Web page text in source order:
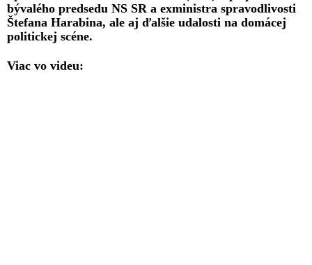
bývalého predsedu NS SR a exministra spravodlivosti
Štefana Harabina, ale aj ďalšie udalosti na domácej
politickej scéne.
Viac vo videu: